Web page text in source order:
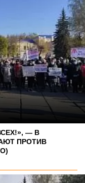
— В
ПРОТИВ